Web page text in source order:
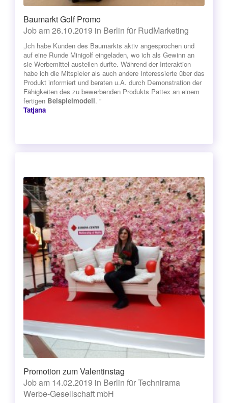
Baumarkt Golf Promo
Job am 26.10.2019 in Berlin für RudMarketing
„Ich habe Kunden des Baumarkts aktiv angesprochen und
auf eine Runde Minigolf eingeladen, wo ich als Gewinn an
sie Werbemittel austeilen durfte. Während der Interaktion
habe ich die Mitspieler als auch andere Interessierte über das
Produkt informiert und beraten u.A. durch Demonstration der
Fähigkeiten des zu bewerbenden Produkts Pattex an einem
fertigen Beispielmodell. “
Tatjana
Promotion zum Valentinstag
Job am 14.02.2019 in Berlin für Technirama
Werbe-Gesellschaft mbH